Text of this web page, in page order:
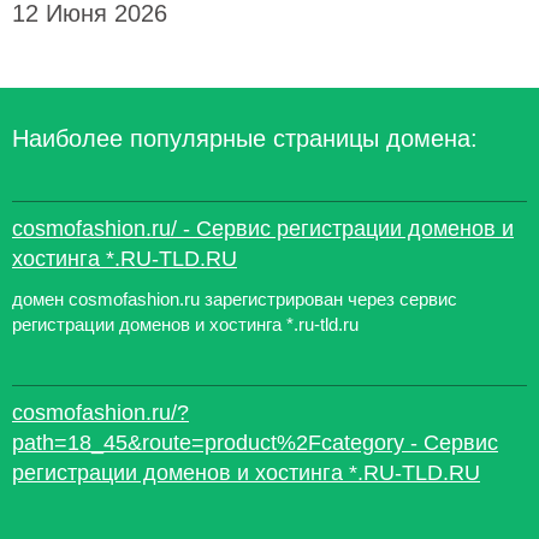
12 Июня 2026
Наиболее популярные страницы домена:
cosmofashion.ru/ - Сервис регистрации доменов и
хостинга *.RU-TLD.RU
домен cosmofashion.ru зарегистрирован через сервис
регистрации доменов и хостинга *.ru-tld.ru
cosmofashion.ru/?
path=18_45&route=product%2Fcategory - Сервис
регистрации доменов и хостинга *.RU-TLD.RU